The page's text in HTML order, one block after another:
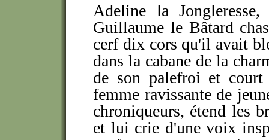
Adeline la
Guillaume le Bâtard
cerf dix cors qu'il avait
dans la cabane de la
de son palefroi et
femme ravissante de
chroniqueurs, étend les
et lui crie d'une voix